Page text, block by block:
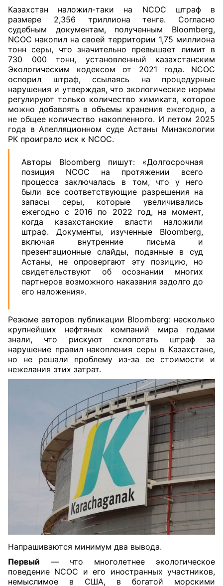
Казахстан наложил-таки на NCOC штраф в
размере 2,356 триллиона тенге. Согласно
судебным документам, полученным Bloomberg,
NCOC накопил на своей территории 1,75 миллиона
тонн серы, что значительно превышает лимит в
730 000 тонн, установленный казахстанским
Экологическим кодексом от 2021 года. NCOC
оспорил штраф, ссылаясь на процедурные
нарушения и утверждая, что экологические нормы
регулируют только количество химиката, которое
можно добавлять в объемы хранения ежегодно, а
не общее количество накопленного. И летом 2025
года в Апелляционном суде Астаны Минэкологии
РК проиграло иск к NCOC.
Авторы Bloomberg пишут: «Долгосрочная
позиция NCOC на протяжении всего
процесса заключалась в том, что у него
были все соответствующие разрешения на
запасы серы, которые увеличивались
ежегодно с 2016 по 2022 год, на момент,
когда казахстанские власти наложили
штраф. Документы, изученные Bloomberg,
включая внутренние письма и
презентационные слайды, поданные в суд
Астаны, не опровергают эту позицию, но
свидетельствуют об осознании многих
партнеров возможного наказания задолго до
его наложения».
Резюме авторов публикации Bloomberg: несколько
крупнейших нефтяных компаний мира годами
знали, что рискуют схлопотать штраф за
нарушение правил накопления серы в Казахстане,
но не решали проблему из-за ее стоимости и
нежелания этих затрат.
Напрашиваются минимум два вывода.
Первый — что многолетнее экологическое
поведение NCOC и его иностранных участников,
немыслимое в США, в богатой морскими